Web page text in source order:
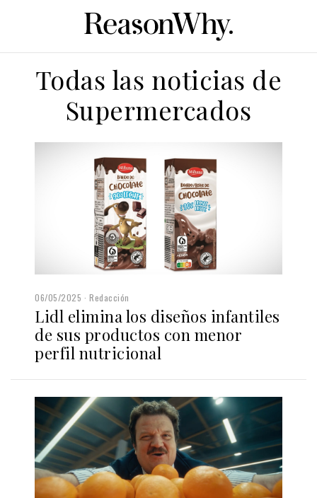
Todas las noticias de
Supermercados
06/05/2025 Redacción
Lidl elimina los diseños infantiles
de sus productos con menor
perfil nutricional